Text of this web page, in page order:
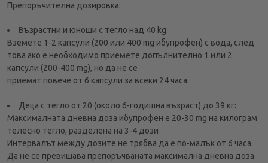
Препоръчителна дозировка:
Възрастни и юноши с тегло над 40 kg:
Вземете 1-2 капсули (200 или 400 mg ибупрофен) с вода, след
това ако е необходимо приемете допълнително 1 или 2
капсули (200-400 mg), но да не се
приемат повече от 6 капсули за всеки 24 часа.
Деца с тегло от 20 (около 6-годишна възраст) до 39 кг:
Максималната дневна доза ибупрофен е 20-30 mg на килограм
телесно тегло, разделена на 3-4 дози
Интервалът между дозите не трябва да е по-малък от 6 часа.
Да не се превишава препоръчваната максимална дневна доза.